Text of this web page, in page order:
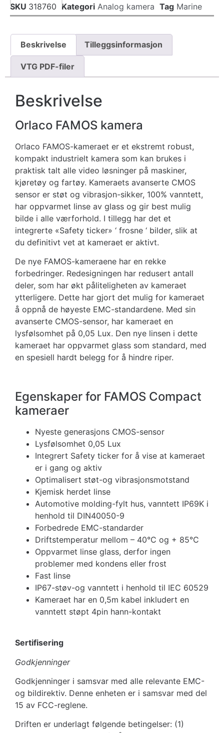
SKU 318760 Kategori Analog kamera Tag Marine
Beskrivelse Tilleggsinformasjon
VTG PDF-filer
Beskrivelse
Orlaco FAMOS kamera
Orlaco FAMOS-kameraet er et ekstremt robust,
kompakt industrielt kamera som kan brukes i
praktisk talt alle video løsninger på maskiner,
kjøretøy og fartøy. Kameraets avanserte CMOS
sensor er støt og vibrasjon-sikker, 100% vanntett,
har oppvarmet linse av glass og gir best mulig
bilde i alle værforhold. I tillegg har det et
integrerte «Safety ticker» ‘ frosne ‘ bilder, slik at
du definitivt vet at kameraet er aktivt.
De nye FAMOS-kameraene har en rekke
forbedringer. Redesigningen har redusert antall
deler, som har økt påliteligheten av kameraet
ytterligere. Dette har gjort det mulig for kameraet
å oppnå de høyeste EMC-standardene. Med sin
avanserte CMOS-sensor, har kameraet en
lysfølsomhet på 0,05 Lux. Den nye linsen i dette
kameraet har oppvarmet glass som standard, med
en spesiell hardt belegg for å hindre riper.
Egenskaper for FAMOS Compact
kameraer
Nyeste generasjons CMOS-sensor
Lysfølsomhet 0,05 Lux
Integrert Safety ticker for å vise at kameraet
er i gang og aktiv
Optimalisert støt-og vibrasjonsmotstand
Kjemisk herdet linse
Automotive molding-fylt hus, vanntett IP69K i
henhold til DIN40050-9
Forbedrede EMC-standarder
Driftstemperatur mellom – 40°C og + 85°C
Oppvarmet linse glass, derfor ingen
problemer med kondens eller frost
Fast linse
IP67-støv-og vanntett i henhold til IEC 60529
Kameraet har en 0,5m kabel inkludert en
vanntett støpt 4pin hann-kontakt
Sertifisering
Godkjenninger
Godkjenninger i samsvar med alle relevante EMC-
og bildirektiv. Denne enheten er i samsvar med del
15 av FCC-reglene.
Driften er underlagt følgende betingelser: (1)